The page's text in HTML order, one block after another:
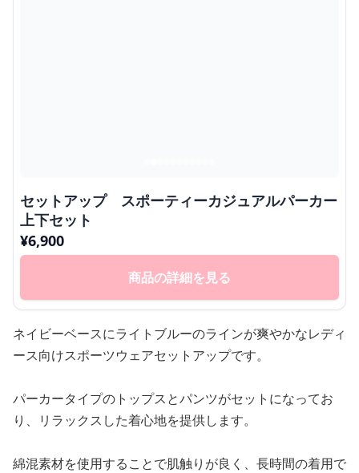
セットアップ スポーティーカジュアルパーカー
上下セット
¥6,900
商品の詳細を見る
ネイビーベースにライトブルーのラインが爽やかなレディ
ース向けスポーツウェアセットアップです。
パーカータイプのトップスとパンツがセットになってお
り、リラックスした着心地を提供します。
綿混素材を使用することで肌触りが良く、長時間の着用で